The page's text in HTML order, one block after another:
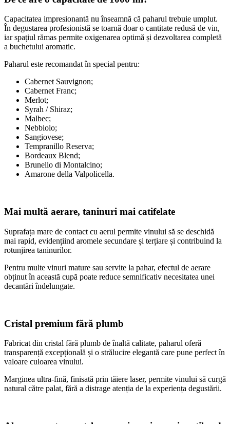
Capacitatea impresionantă nu înseamnă că paharul trebuie umplut.
În degustarea profesionistă se toarnă doar o cantitate redusă de vin,
iar spațiul rămas permite oxigenarea optimă și dezvoltarea completă
a buchetului aromatic.
Paharul este recomandat în special pentru:
Cabernet Sauvignon;
Cabernet Franc;
Merlot;
Syrah / Shiraz;
Malbec;
Nebbiolo;
Sangiovese;
Tempranillo Reserva;
Bordeaux Blend;
Brunello di Montalcino;
Amarone della Valpolicella.
Mai multă aerare, taninuri mai catifelate
Suprafața mare de contact cu aerul permite vinului să se deschidă
mai rapid, evidențiind aromele secundare și terțiare și contribuind la
rotunjirea taninurilor.
Pentru multe vinuri mature sau servite la pahar, efectul de aerare
obținut în această cupă poate reduce semnificativ necesitatea unei
decantări îndelungate.
Cristal premium fără plumb
Fabricat din cristal fără plumb de înaltă calitate, paharul oferă
transparență excepțională și o strălucire elegantă care pune perfect în
valoare culoarea vinului.
Marginea ultra-fină, finisată prin tăiere laser, permite vinului să curgă
natural către palat, fără a distrage atenția de la experiența degustării.